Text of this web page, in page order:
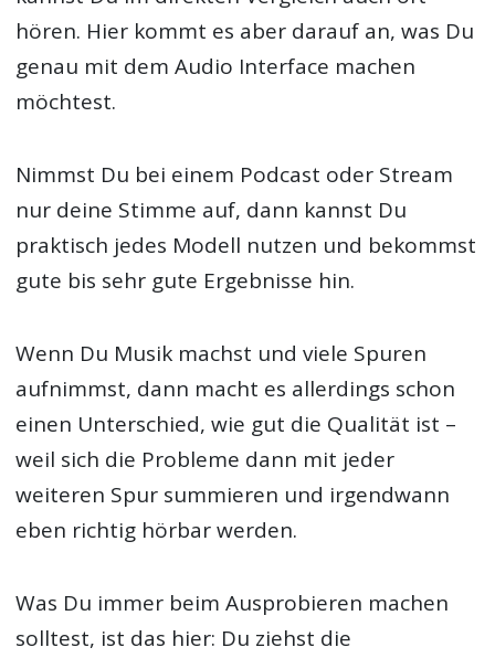
hören. Hier kommt es aber darauf an, was Du
genau mit dem Audio Interface machen
möchtest.
Nimmst Du bei einem Podcast oder Stream
nur deine Stimme auf, dann kannst Du
praktisch jedes Modell nutzen und bekommst
gute bis sehr gute Ergebnisse hin.
Wenn Du Musik machst und viele Spuren
aufnimmst, dann macht es allerdings schon
einen Unterschied, wie gut die Qualität ist –
weil sich die Probleme dann mit jeder
weiteren Spur summieren und irgendwann
eben richtig hörbar werden.
Was Du immer beim Ausprobieren machen
solltest, ist das hier: Du ziehst die